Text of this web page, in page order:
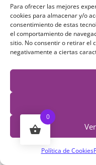
Para ofrecer las mejores
cookies para almacenar y/o
consentimiento de estas
el comportamiento de
sitio. No consentir o retirar el
negativamente a ciertas
Política de Cookies
calidad. Ya no
en
Email de
0